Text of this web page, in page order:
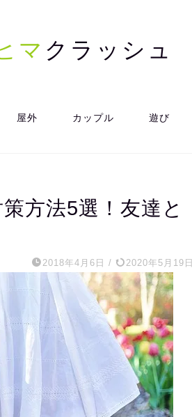
マ クラッシュ
屋外 カップル 遊び
方法5選！友達と
2018年4月6日 / 2020年5月19日